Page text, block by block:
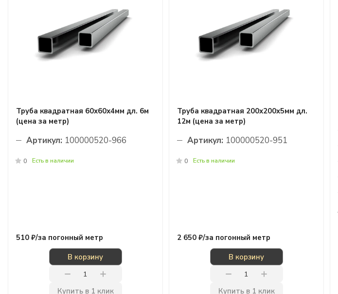
Труба квадратная 60х60х4мм дл. 6м
(цена за метр)
Артикул: 100000520-966
0 Есть в наличии
510 ₽/за погонный метр
В корзину
Купить в 1 клик
Труба квадратная 200х200x5мм дл.
12м (цена за метр)
Артикул: 100000520-951
0 Есть в наличии
2 650 ₽/за погонный метр
В корзину
Купить в 1 клик